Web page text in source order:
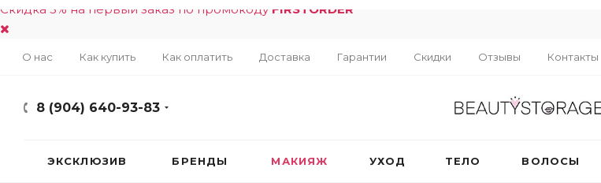
Скидка 5% на первый заказ по промокоду FIRSTORDER
О нас Как купить Как оплатить Доставка Гарантии Скидки Отзывы Контакты
8 (904) 640-93-83
ЭКСКЛЮЗИВ БРЕНДЫ МАКИЯЖ УХОД ТЕЛО ВОЛОСЫ